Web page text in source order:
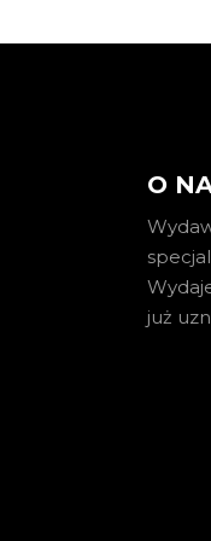
O
już